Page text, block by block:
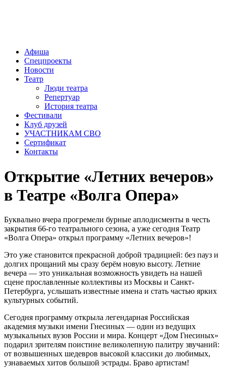
Афиша
Спецпроекты
Новости
Театр
Люди театра
Репертуар
История театра
Фестивали
Клуб друзей
УЧАСТНИКАМ СВО
Сертификат
Контакты
Открытие «Летних вечеров»
в Театре «Волга Опера»
Буквально вчера прогремели бурные аплодисменты в честь
закрытия 66-го театрального сезона, а уже сегодня Театр
«Волга Опера» открыл программу «Летних вечеров»!
Это уже становится прекрасной доброй традицией: без пауз и
долгих прощаний мы сразу берём новую высоту. Летние
вечера — это уникальная возможность увидеть на нашей
сцене прославленные коллективы из Москвы и Санкт-
Петербурга, услышать известные имена и стать частью ярких
культурных событий.
Сегодня программу открыла легендарная Российская
академия музыки имени Гнесиных — один из ведущих
музыкальных вузов России и мира. Концерт «Дом Гнесиных»
подарил зрителям поистине великолепную палитру звучаний:
от возвышенных шедевров высокой классики до любимых,
узнаваемых хитов большой эстрады. Браво артистам!